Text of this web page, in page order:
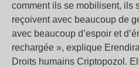
comment ils se mobilisent, ils
reçoivent avec beaucoup de
avec beaucoup d’espoir et
rechargée », explique
Droits humains Criptopozol.